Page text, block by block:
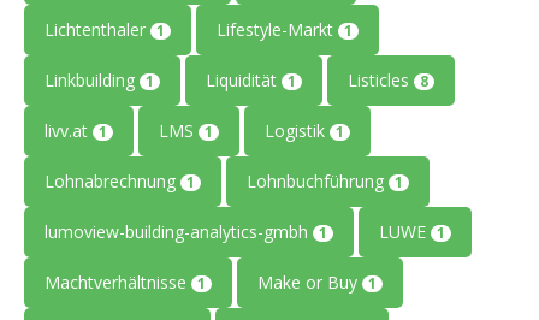
Lichtenthaler 1 Lifestyle-Markt 1
Linkbuilding 1 Liquidität 1 Listicles 8
livv.at 1 LMS 1 Logistik 1
Lohnabrechnung 1 Lohnbuchführung 1
lumoview-building-analytics-gmbh 1 LUWE 1
Machtverhältnisse 1 Make or Buy 1